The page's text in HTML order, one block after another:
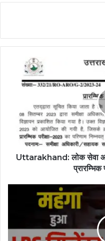
Uttarakhand: लोक सेवा
प्रारम्भिक